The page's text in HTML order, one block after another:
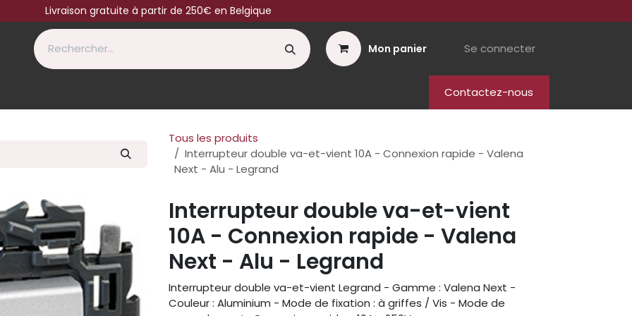
Livraison gratuite à partir de 250€ en Belgique
Mon panier Se connecter
Contactez-nous
Tous les produits
Interrupteur double va-et-vient 10A - Connexion rapide - Valena
Next - Alu - Legrand
Interrupteur double va-et-vient
10A - Connexion rapide - Valena
Next - Alu - Legrand
Interrupteur double va-et-vient Legrand - Gamme : Valena Next -
Couleur : Aluminium - Mode de fixation : à griffes / Vis - Mode de